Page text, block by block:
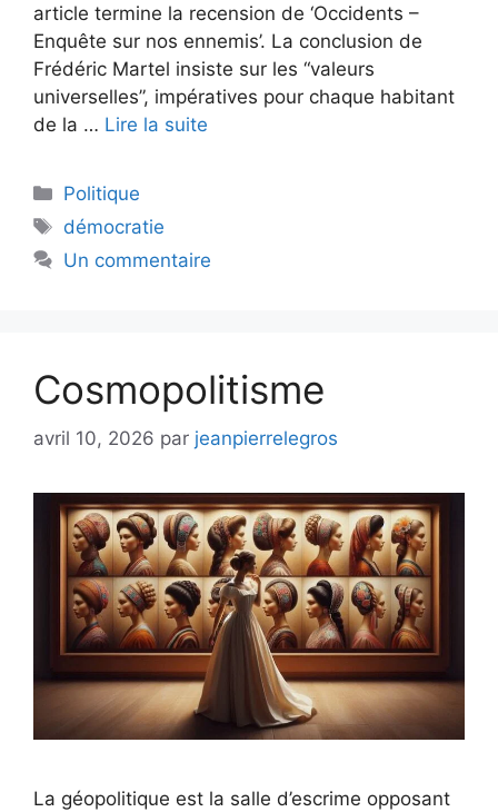
article termine la recension de ‘Occidents –
Enquête sur nos ennemis’. La conclusion de
Frédéric Martel insiste sur les “valeurs
universelles”, impératives pour chaque habitant
de la … Lire la suite
Catégories
Politique
Étiquettes
démocratie
Un commentaire
Cosmopolitisme
avril 10, 2026 par jeanpierrelegros
La géopolitique est la salle d’escrime opposant